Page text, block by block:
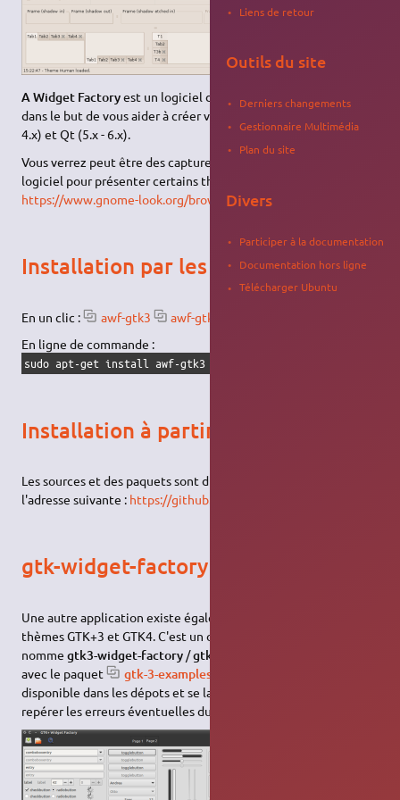
A Widget Factoryest un logiciel développé en C et en C++
dans le but de vous aider à créer vos thèmes GTK (2.24 - 3.x -
4.x) et Qt (5.x - 6.x).
Vous verrez peut être des captures d'écran (screenshots) du
logiciel pour présenter certains thèmes, par exemple sur
https://www.gnome-look.org/browse?cat=135&ord=latest
Installation par les dépôts
En un clic : awf-gtk3
awf-gtk4
En ligne de commande :
sudo apt-get install awf-gtk3 awf-gtk4
Installation à partir des sources
Les sources et des paquets sont disponibles sur le site à
l'adresse suivante : https://github.com/luigifab/awf-extended
gtk-widget-factory
Une autre application existe également pour visualiser les
thèmes GTK+3 et GTK4. C'est un outil, fort bien caché, qui se
nommegtk3-widget-factory /gtk4-widget-factory
avec le paquet
gtk-3-examples
disponible dans les dépots et se lance via le terminal (afin de
repérer les erreurs éventuelles du thème) :
Liens de retour
Outils du site
Derniers changements
Gestionnaire Multimédia
Plan du site
Divers
Participer à la documentation
Documentation hors ligne
Télécharger Ubuntu